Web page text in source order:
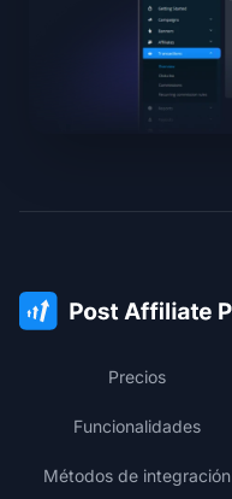
Precios
Funcionalidades
Métodos de integración